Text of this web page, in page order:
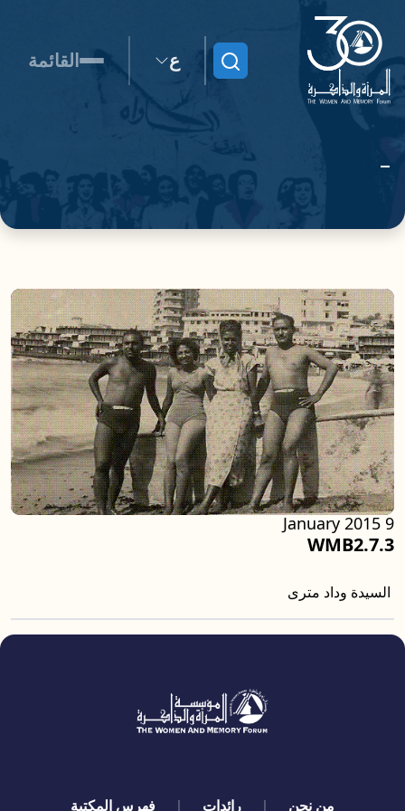
ابحث ع القائمة
WMB2.7.3
9 January 2015
السيدة وداد مترى
quick links
من نحن رائدات فهرس المكتبة